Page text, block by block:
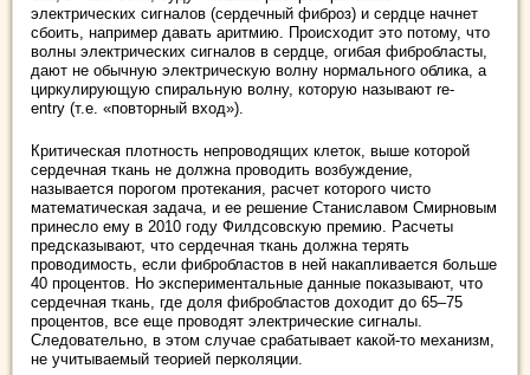
электрических сигналов (сердечный фиброз) и сердце начнет
сбоить, например давать аритмию. Происходит это потому, что
волны электрических сигналов в сердце, огибая фибробласты,
дают не обычную электрическую волну нормального облика, а
циркулирующую спиральную волну, которую называют re-
entry (т.е. «повторный вход»).
Критическая плотность непроводящих клеток, выше которой
сердечная ткань не должна проводить возбуждение,
называется порогом протекания, расчет которого чисто
математическая задача, и ее решение Станиславом Смирновым
принесло ему в 2010 году Филдсовскую премию. Расчеты
предсказывают, что сердечная ткань должна терять
проводимость, если фибробластов в ней накапливается больше
40 процентов. Но экспериментальные данные показывают, что
сердечная ткань, где доля фибробластов доходит до 65–75
процентов, все еще проводят электрические сигналы.
Следовательно, в этом случае срабатывает какой-то механизм,
не учитываемый теорией перколяции.